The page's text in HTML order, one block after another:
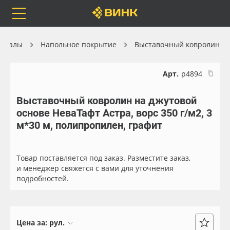
Каталог
Orafol
Бренды
Доставка
Весь каталог
Рулонные материалы
Самоклеящиеся плёнки
Листовые материалы
Напольное покрытие Выставочный ковролин
Арт. р4894
Выставочный ковролин на джутовой
основе НеваТафт Астра, ворс 350 г/м2, 3
м*30 м, полипропилен, графит
Товар поставляется под заказ. Разместите заказ,
и менеджер свяжется с вами для уточнения
подробностей.
Цена за: рул.